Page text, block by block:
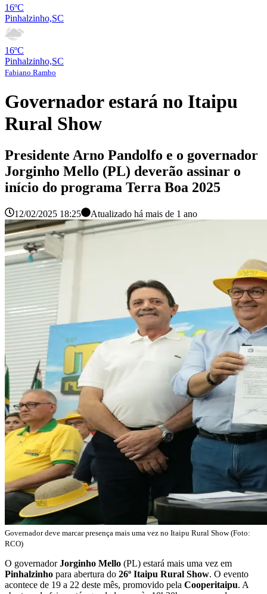
16ºC
Pinhalzinho,SC
16ºC
Pinhalzinho,SC
Fabiano Rambo
Governador estará no Itaipu
Rural Show
Presidente Arno Pandolfo e o governador
Jorginho Mello (PL) deverão assinar o
início do programa Terra Boa 2025
12/02/2025 18:25 Atualizado há mais de 1 ano
Governador deve marcar presença mais uma vez no Itaipu Rural Show (Foto:
RCO)
O governadorJorginho Mello (PL) estará mais uma vez em
Pinhalzinho para abertura do 26º Itaipu Rural Show. O evento
acontece de 19 a 22 deste mês, promovido pela Cooperitaipu. A